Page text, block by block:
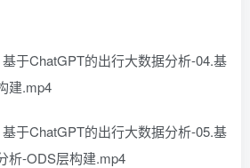
于ChatGPT的出行大数据分析-04.基
建.mp4
于ChatGPT的出行大数据分析-05.基
析-ODS层构建.mp4